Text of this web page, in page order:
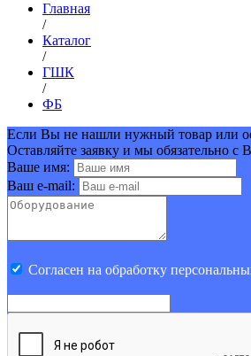
Главная
/
Каталог
/
ГШК
/
ФБ
Если Вы не нашли нужный товар или
Оставляйте заявку и мы обязательно
Ваше имя:
Ваш e-mail:
Cогласен на обработку